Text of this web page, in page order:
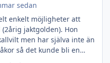
sedan
jaktgolden). Hon
men har själva inte än
så det kunde bli en